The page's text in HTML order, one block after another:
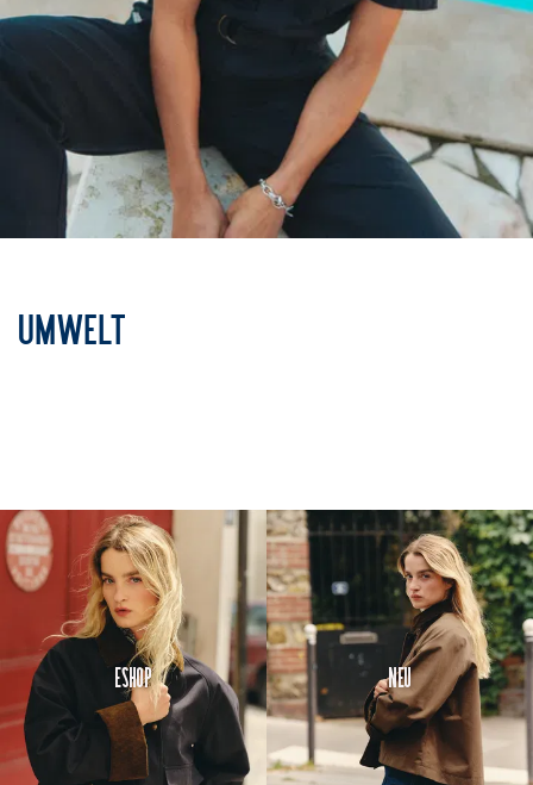
Umwelt
Eshop Neu